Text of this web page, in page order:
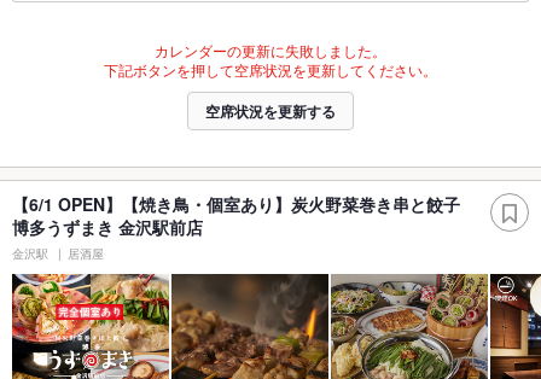
カレンダーの更新に失敗しました。
下記ボタンを押して空席状況を更新してください。
空席状況を更新する
【6/1 OPEN】【焼き鳥・個室あり】炭火野菜巻き串と餃子
博多うずまき 金沢駅前店
金沢駅 居酒屋